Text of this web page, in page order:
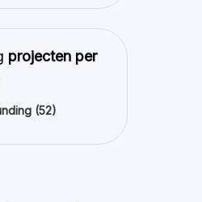
projecten per
(52)